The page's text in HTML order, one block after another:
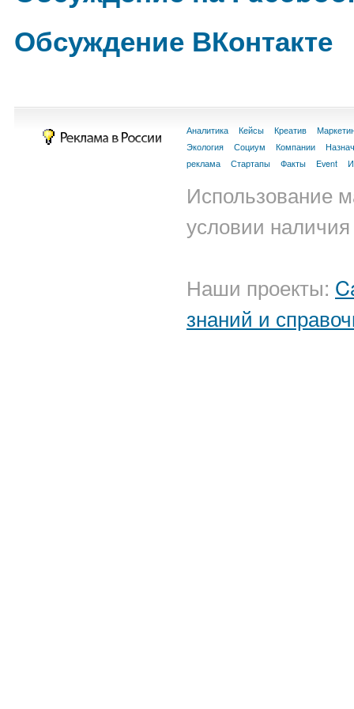
Обсуждение ВКонтакте
Аналитика Кейсы Креатив
Экология
Социум Компании
реклама
Стартапы Факты Event
Использование
условии
Наши проекты:
знаний и